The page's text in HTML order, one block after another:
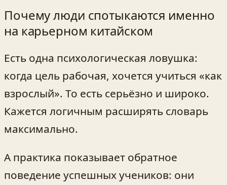
Почему люди спотыкаются именно
на карьерном китайском
Есть одна психологическая ловушка:
когда цель рабочая, хочется учиться «как
взрослый». То есть серьёзно и широко.
Кажется логичным расширять словарь
максимально.
А практика показывает обратное
поведение успешных учеников: они